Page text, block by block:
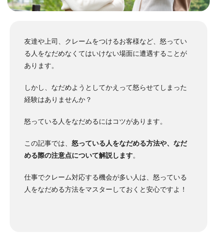
友達や上司、クレームをつけるお客様など、怒ってい
る人をなだめなくてはいけない場面に遭遇することが
あります。
しかし、なだめようとしてかえって怒らせてしまった
経験はありませんか？
怒っている人をなだめるにはコツがあります。
この記事では、 怒っている人をなだめる方法や、なだ
める際の注意点について解説します。
仕事でクレーム対応する機会が多い人は、怒っている
人をなだめる方法をマスターしておくと安心ですよ！